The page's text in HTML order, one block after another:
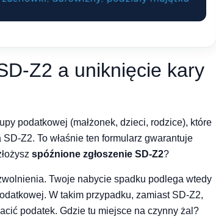
Z2 a uniknięcie kary
podatkowej (małżonek, dzieci, rodzice), które
Z2. To właśnie ten formularz gwarantuje
spóźnione zgłoszenie SD-Z2?
Twoje nabycie spadku podlega wtedy
W takim przypadku, zamiast SD-Z2,
podatek. Gdzie tu miejsce na czynny żal?